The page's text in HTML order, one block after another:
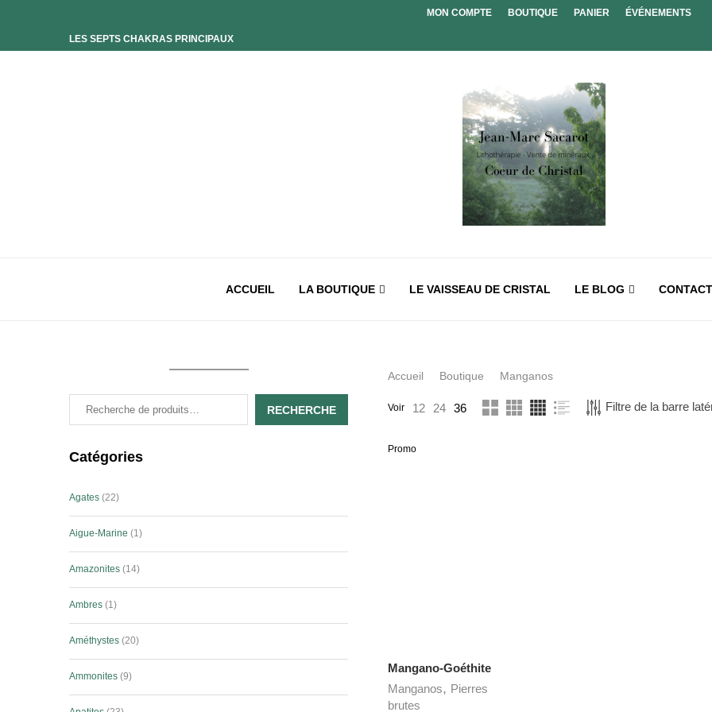
LES SEPTS CHAKRAS PRINCIPAUX
MON COMPTE BOUTIQUE PANIER ÉVÉNEMENTS
ACCUEIL LA BOUTIQUE LE VAISSEAU DE CRISTAL LE BLOG CONTACT
Accueil Boutique Manganos
Voir 12 24 36 Filtre de la barre
Promo
Mangano-Goéthite
Manganos, Pierres
brutes
RECHERCHE
Catégories
Agates 22
Aigue-Marine 1
Amazonites 14
Ambres 1
Améthystes 20
Ammonites 9